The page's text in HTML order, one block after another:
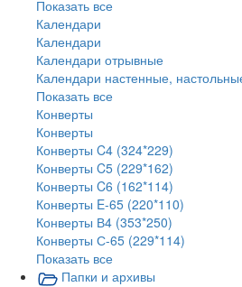
Показать все
Календари
Календари
Календари отрывные
Календари настенные,
Показать все
Конверты
Конверты
Конверты C4 (324*229)
Конверты C5 (229*162)
Конверты C6 (162*114)
Конверты E-65 (220*110)
Конверты В4 (353*250)
Конверты С-65 (229*114)
Показать все
Папки и архивы